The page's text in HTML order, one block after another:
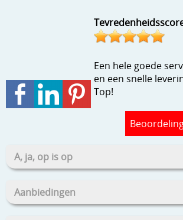
Wat nog, een creatief kijkje
Een hele goede
en een snelle
Top!
A, ja, op is op
Aanbiedingen